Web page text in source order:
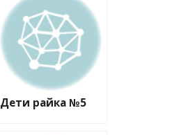
Дети райка №5